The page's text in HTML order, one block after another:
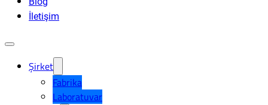
İletişim
Şirket
Fabrika
Laboratuvar